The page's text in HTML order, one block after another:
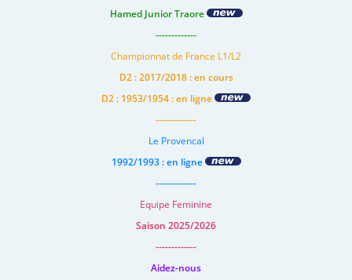
Hamed Junior Traore
-------------
Championnat de France L1/L2
D2 : 2017/2018 : en cours
D2 : 1953/1954 : en ligne
-------------
Le Provencal
1992/1993 : en ligne
-------------
Equipe Feminine
Saison 2025/2026
-------------
Aidez-nous